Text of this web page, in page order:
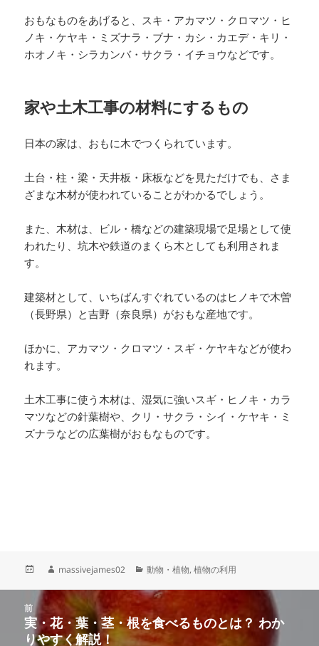
おもなものをあげると、スキ・アカマツ・クロマツ・ヒ
ノキ・ケヤキ・ミズナラ・ブナ・カシ・カエデ・キリ・
ホオノキ・シラカンバ・サクラ・イチョウなどです。
家や土木工事の材料にするもの
日本の家は、おもに木でつくられています。
土台・柱・梁・天井板・床板などを見ただけでも、さま
ざまな木材が使われていることがわかるでしょう。
また、木材は、ビル・橋などの建築現場で足場として使
われたり、坑木や鉄道のまくら木としても利用されま
す。
建築材として、いちばんすぐれているのはヒノキで木曽
（長野県）と吉野（奈良県）がおもな産地です。
ほかに、アカマツ・クロマツ・スギ・ケヤキなどが使わ
れます。
土木工事に使う木材は、湿気に強いスギ・ヒノキ・カラ
マツなどの針葉樹や、クリ・サクラ・シイ・ケヤキ・ミ
ズナラなどの広葉樹がおもなものです。
日:
作
massivejames02
カ
ゴ
ー
動物・植物,植物の利用
前
前
の
実・花・葉・茎・根を食べるものとは？ わか
りやすく解説！